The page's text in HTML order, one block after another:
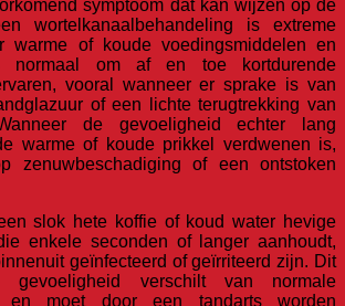
symptoom dat kan wijzen op de
wortelkanaalbehandeling is extreme
warme of koude voedingsmiddelen en
normaal om af en toe kortdurende
vooral wanneer er sprake is van
of een lichte terugtrekking van
de gevoeligheid echter lang
warme of koude prikkel verdwenen is,
zenuwbeschadiging of een ontstoken
slok hete koffie of koud water hevige
enkele seconden of langer aanhoudt,
geïnfecteerd of geïrriteerd zijn. Dit
gevoeligheid verschilt van normale
en moet door een tandarts worden